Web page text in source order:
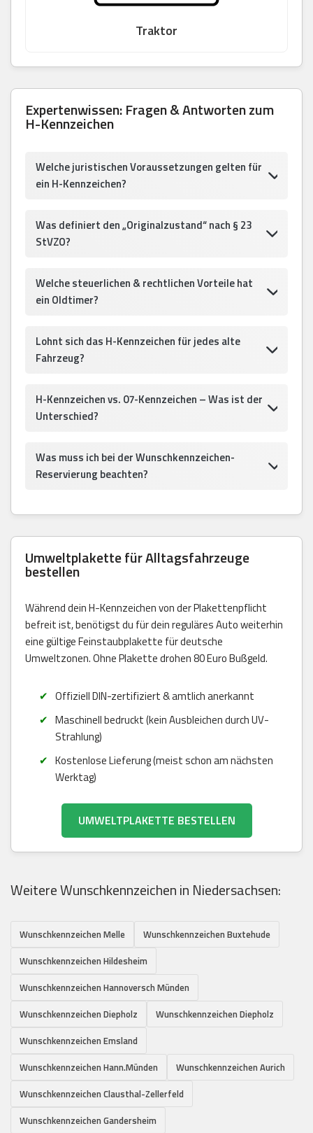
Traktor
Expertenwissen: Fragen & Antworten zum
H-Kennzeichen
Welche juristischen Voraussetzungen gelten für
ein H-Kennzeichen?
Was definiert den „Originalzustand“ nach § 23
StVZO?
Welche steuerlichen & rechtlichen Vorteile hat
ein Oldtimer?
Lohnt sich das H-Kennzeichen für jedes alte
Fahrzeug?
H-Kennzeichen vs. 07-Kennzeichen – Was ist der
Unterschied?
Was muss ich bei der Wunschkennzeichen-
Reservierung beachten?
Umweltplakette für Alltagsfahrzeuge
bestellen
Während dein H-Kennzeichen von der Plakettenpflicht
befreit ist, benötigst du für dein reguläres Auto weiterhin
eine gültige Feinstaubplakette für deutsche
Umweltzonen. Ohne Plakette drohen 80 Euro Bußgeld.
Offiziell DIN-zertifiziert & amtlich anerkannt
Maschinell bedruckt (kein Ausbleichen durch UV-
Strahlung)
Kostenlose Lieferung (meist schon am nächsten
Werktag)
UMWELTPLAKETTE BESTELLEN
Weitere Wunschkennzeichen in Niedersachsen:
Wunschkennzeichen Melle
Wunschkennzeichen Buxtehude
Wunschkennzeichen Hildesheim
Wunschkennzeichen Hannoversch Münden
Wunschkennzeichen Diepholz
Wunschkennzeichen Diepholz
Wunschkennzeichen Emsland
Wunschkennzeichen Hann.Münden
Wunschkennzeichen Aurich
Wunschkennzeichen Clausthal-Zellerfeld
Wunschkennzeichen Gandersheim